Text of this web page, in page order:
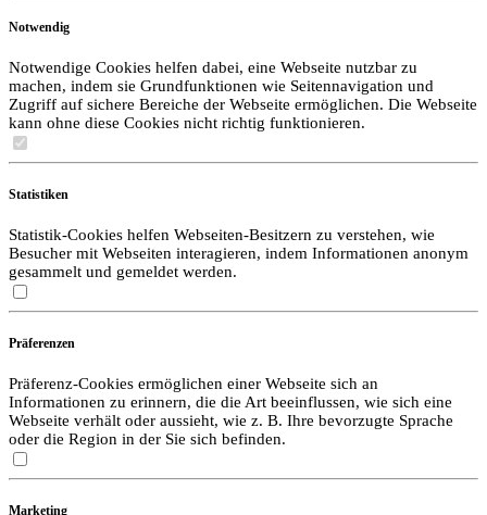
Notwendig
Notwendige Cookies helfen dabei, eine Webseite nutzbar zu
machen, indem sie Grundfunktionen wie Seitennavigation und
Zugriff auf sichere Bereiche der Webseite ermöglichen. Die Webseite
kann ohne diese Cookies nicht richtig funktionieren.
Statistiken
Statistik-Cookies helfen Webseiten-Besitzern zu verstehen, wie
Besucher mit Webseiten interagieren, indem Informationen anonym
gesammelt und gemeldet werden.
Präferenzen
Präferenz-Cookies ermöglichen einer Webseite sich an
Informationen zu erinnern, die die Art beeinflussen, wie sich eine
Webseite verhält oder aussieht, wie z. B. Ihre bevorzugte Sprache
oder die Region in der Sie sich befinden.
Marketing